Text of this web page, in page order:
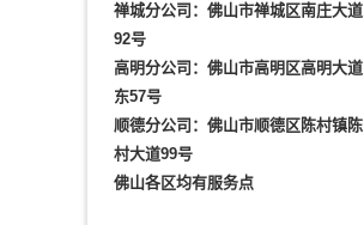
禅城分公司：佛山市禅城区南庄大道
92号
高明分公司：佛山市高明区高明大道
东57号
顺德分公司：佛山市顺德区陈村镇陈
村大道99号
佛山各区均有服务点